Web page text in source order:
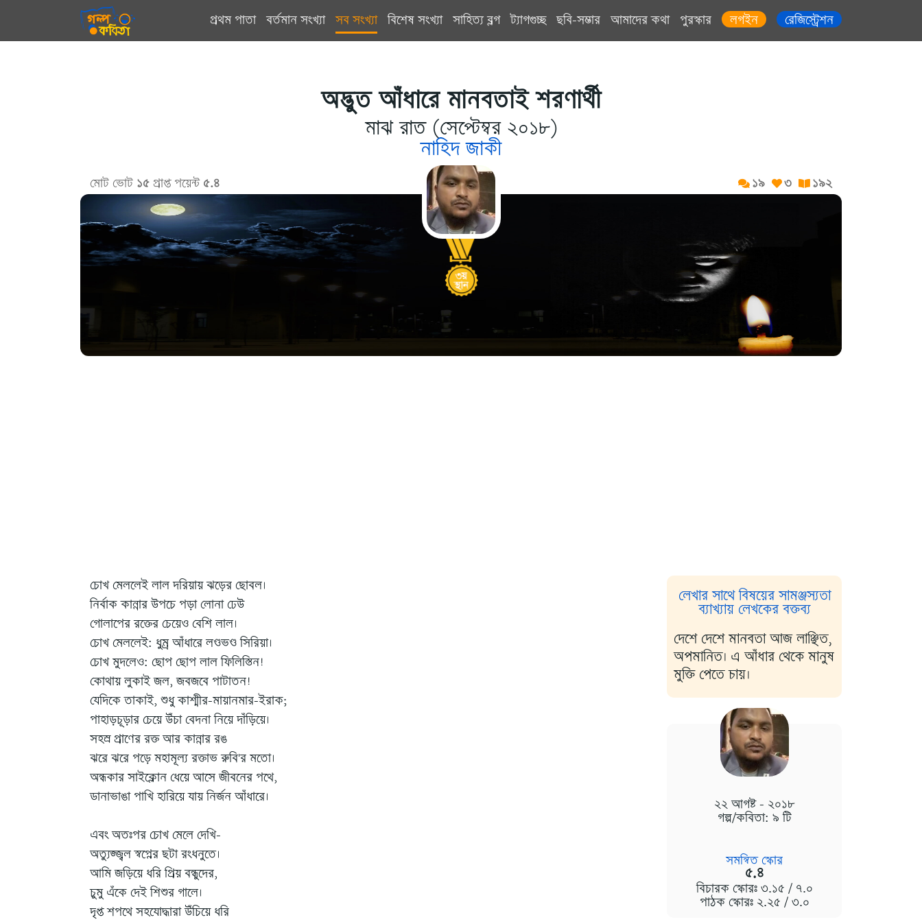
প্রথম পাতা বর্তমান সংখ্যা সব সংখ্যা বিশেষ সংখ্যা সাহিত্য ব্লগ ট্যাগগুচ্ছ ছবি-সম্ভার আমাদের কথা পুরস্কার লগইন রেজিস্ট্রেশন
অদ্ভুত আঁধারে মানবতাই শরণার্থী
মাঝ রাত (সেপ্টেম্বর ২০১৮)
নাহিদ জাকী
মোট ভোট ১৫ প্রাপ্ত পয়েন্ট ৫.৪ ১৯ ৩ ১৯২
চোখ মেললেই লাল দরিয়ায় ঝড়ের ছোবল।
নির্বাক কান্নার উপচে পড়া লোনা ঢেউ
গোলাপের রক্তের চেয়েও বেশি লাল।
চোখ মেললেই: ধুম্র আঁধারে লণ্ডভণ্ড সিরিয়া।
চোখ মুদলেও: ছোপ ছোপ লাল ফিলিস্তিন!
কোথায় লুকাই জল, জবজবে পাটাতন!
যেদিকে তাকাই, শুধু কাশ্মীর-মায়ানমার-ইরাক;
পাহাড়চূড়ার চেয়ে উঁচা বেদনা নিয়ে দাঁড়িয়ে।
সহস্র প্রাণের রক্ত আর কান্নার রঙ
ঝরে ঝরে পড়ে মহামূল্য রক্তাভ রুবি'র মতো।
অন্ধকার সাইক্লোন ধেয়ে আসে জীবনের পথে,
ডানাভাঙা পাখি হারিয়ে যায় নির্জন আঁধারে।
এবং অতঃপর চোখ মেলে দেখি-
অত্যুজ্জ্বল স্বপ্নের ছটা রংধনুতে।
আমি জড়িয়ে ধরি প্রিয় বন্ধুদের,
চুমু এঁকে দেই শিশুর গালে।
দৃপ্ত শপথে সহযোদ্ধারা উঁচিয়ে ধরি
লেখার সাথে বিষয়ের সামঞ্জস্যতা
ব্যাখ্যায় লেখকের বক্তব্য
দেশে দেশে মানবতা আজ লাঞ্ছিত,
অপমানিত। এ আঁধার থেকে মানুষ
মুক্তি পেতে চায়।
২২ আগষ্ট - ২০১৮
গল্প/কবিতা: ৯ টি
সমন্বিত স্কোর
৫.৪
বিচারক স্কোরঃ ৩.১৫ / ৭.০
পাঠক স্কোরঃ ২.২৫ / ৩.০